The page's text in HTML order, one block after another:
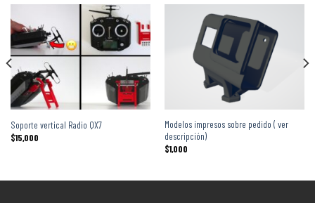
Soporte vertical Radio QX7
$15,000
Modelos impresos sobre pedido ( ver
descripción)
$1,000